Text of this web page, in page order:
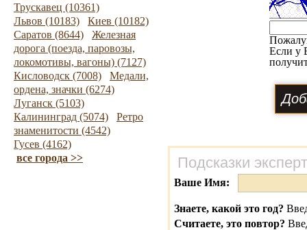
Трускавец (10361)
Львов (10183)
Киев (10182)
Саратов (8644)
Железная
дорога (поезда, паровозы,
локомотивы, вагоны) (7127)
Кисловодск (7008)
Медали,
ордена, значки (6274)
Луганск (5103)
Калининград (5074)
Ретро
знаменитости (4542)
Гусев (4162)
все города >>
Если у
Подсказки
Ваше Имя:
Знаете, какой это год?
Считаете, это повтор?